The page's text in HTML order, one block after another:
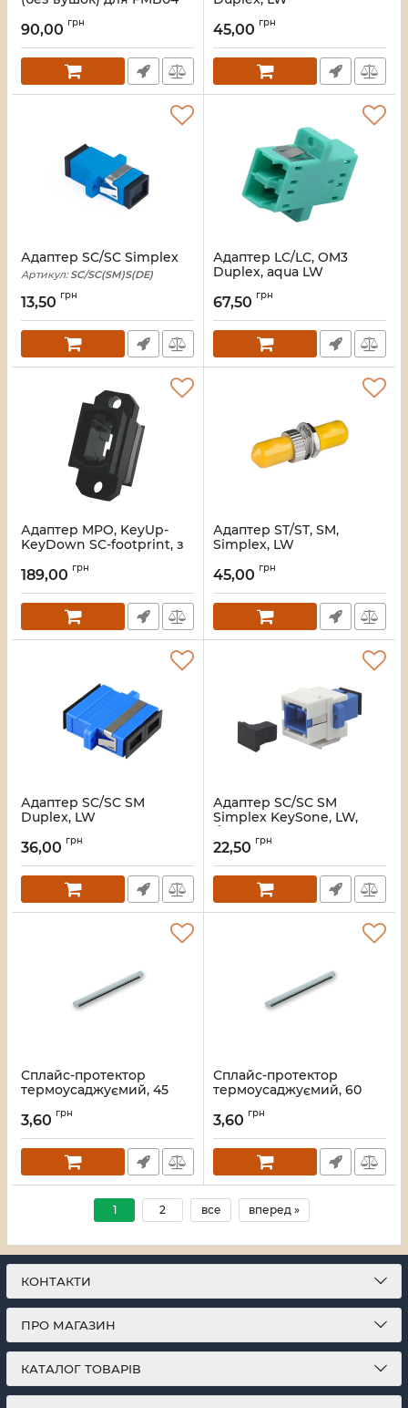
90,00 грн 45,00 грн
Адаптер SC/SC Simplex
Артикул:SC/SC(SM)S(DE)
13,50 грн
Адаптер LC/LC, OM3
Duplex, aqua LW
67,50 грн
Адаптер MPO, KeyUp-
KeyDown SC-footprint, з
Артикул: LW-MPO-02
189,00 грн
Адаптер ST/ST, SM,
Simplex, LW
45,00 грн
Адаптер SC/SC SM
Duplex, LW
36,00 грн
Адаптер SC/SC SM
Simplex KeySone, LW,
білий
Артикул:
22,50 грн
Сплайс-протектор
термоусаджуємий, 45
Артикул:
3,60 грн
Сплайс-протектор
термоусаджуємий, 60
Артикул:
3,60 грн
1 2 все вперед »
КОНТАКТИ
ПРО МАГАЗИН
КАТАЛОГ ТОВАРІВ